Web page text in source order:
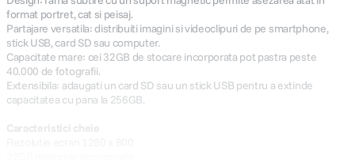
format portret, cat si peisaj.
Partajare versatila: distribuiti imagini si videoclipuri de pe smartphone,
stick USB, card SD sau computer.
Capacitate mare: cei 32GB de stocare incorporata pot pastra peste
40.000 de fotografii.
Extensibila: adaugati un card SD sau un stick USB pentru a extinde
capacitatea cu pana la 256GB.
Caracteristici cheie